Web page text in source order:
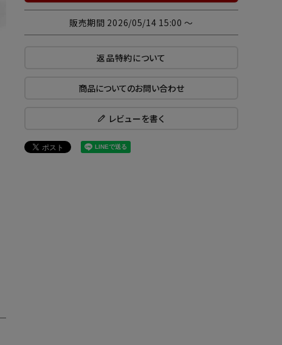
販売期間 2026/05/14 15:00 〜
返品特約について
商品についてのお問い合わせ
レビューを書く